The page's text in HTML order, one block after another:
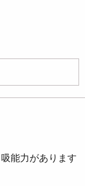
能力があります